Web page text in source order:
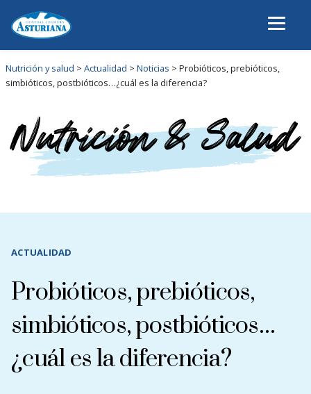
Nutrición y salud > Actualidad > Noticias > Probióticos, prebióticos,
simbióticos, postbióticos…¿cuál es la diferencia?
ACTUALIDAD
Probióticos, prebióticos,
simbióticos, postbióticos…
¿cuál es la diferencia?